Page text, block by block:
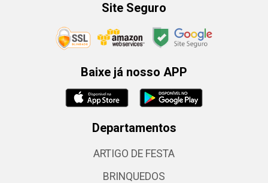
Site Seguro
Baixe já nosso APP
Departamentos
ARTIGO DE FESTA
BRINQUEDOS